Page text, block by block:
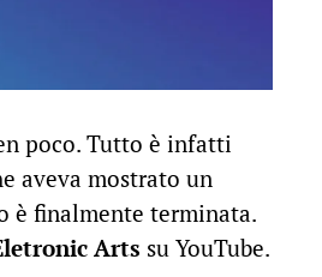
poco. Tutto è infatti
aveva mostrato un
è finalmente terminata.
Arts su YouTube.